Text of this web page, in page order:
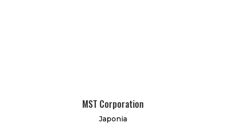
MST Corporation
Japonia